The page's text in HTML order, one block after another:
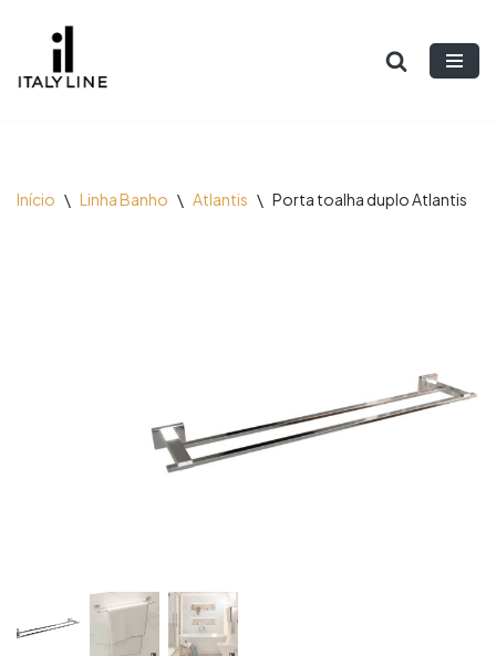
para
Início \ Linha Banho \ Atlantis \ Porta toalha duplo Atlantis